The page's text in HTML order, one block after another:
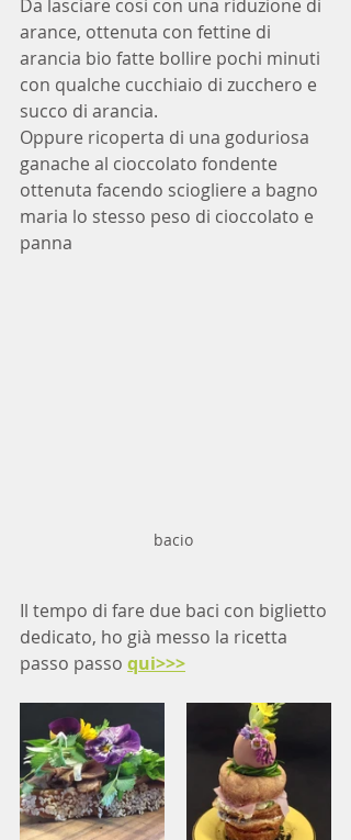
Da lasciare cosi con una riduzione di
arance, ottenuta con fettine di
arancia bio fatte bollire pochi minuti
con qualche cucchiaio di zucchero e
succo di arancia.
Oppure ricoperta di una goduriosa
ganache al cioccolato fondente
ottenuta facendo sciogliere a bagno
maria lo stesso peso di cioccolato e
panna
bacio
Il tempo di fare due baci con biglietto
dedicato, ho già messo la ricetta
passo passo qui>>>